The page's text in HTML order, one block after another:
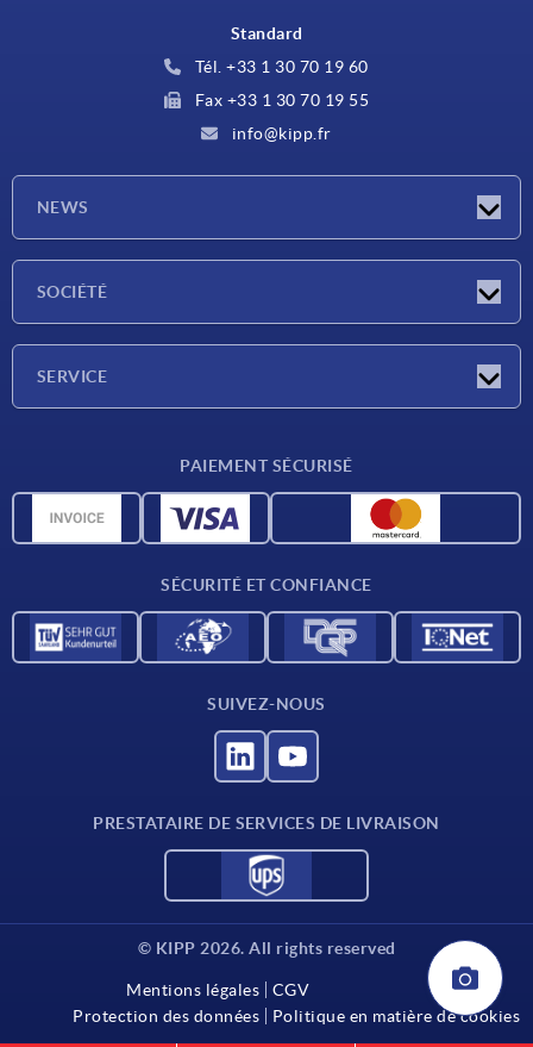
Standard
Tél. +33 1 30 70 19 60
Fax +33 1 30 70 19 55
info@kipp.fr
NEWS
SOCIÉTÉ
SERVICE
Données CAO
PAIEMENT SÉCURISÉ
SÉCURITÉ ET CONFIANCE
SUIVEZ-NOUS
PRESTATAIRE DE SERVICES DE LIVRAISON
© KIPP 2026. All rights reserved
Mentions légales
CGV
Protection des données
Politique en matière de cookies